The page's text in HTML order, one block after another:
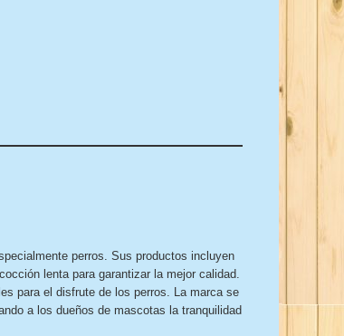
perros. Sus productos incluyen
lenta para garantizar la mejor calidad.
para el disfrute de los perros. La marca se
a los dueños de mascotas la tranquilidad